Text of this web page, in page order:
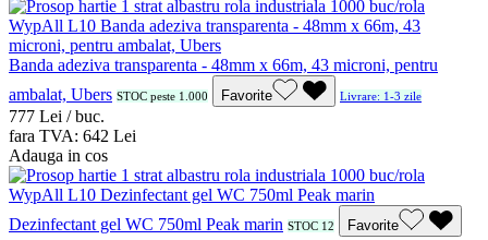
Banda adeziva transparenta - 48mm x 66m, 43 microni, pentru
ambalat, Ubers STOC peste 1.000 Favorite Livrare: 1-3 zile
777 Lei / buc.
fara TVA: 642 Lei
Adauga in cos
Dezinfectant gel WC 750ml Peak marin STOC 12 Favorite